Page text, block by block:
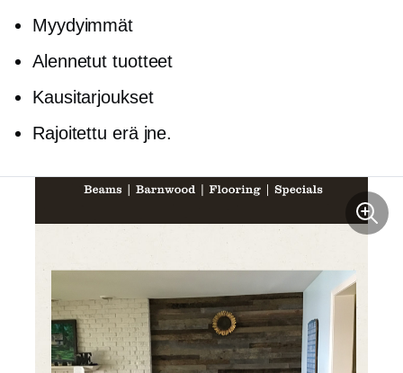
Myydyimmät
Alennetut tuotteet
Kausitarjoukset
Rajoitettu erä jne.